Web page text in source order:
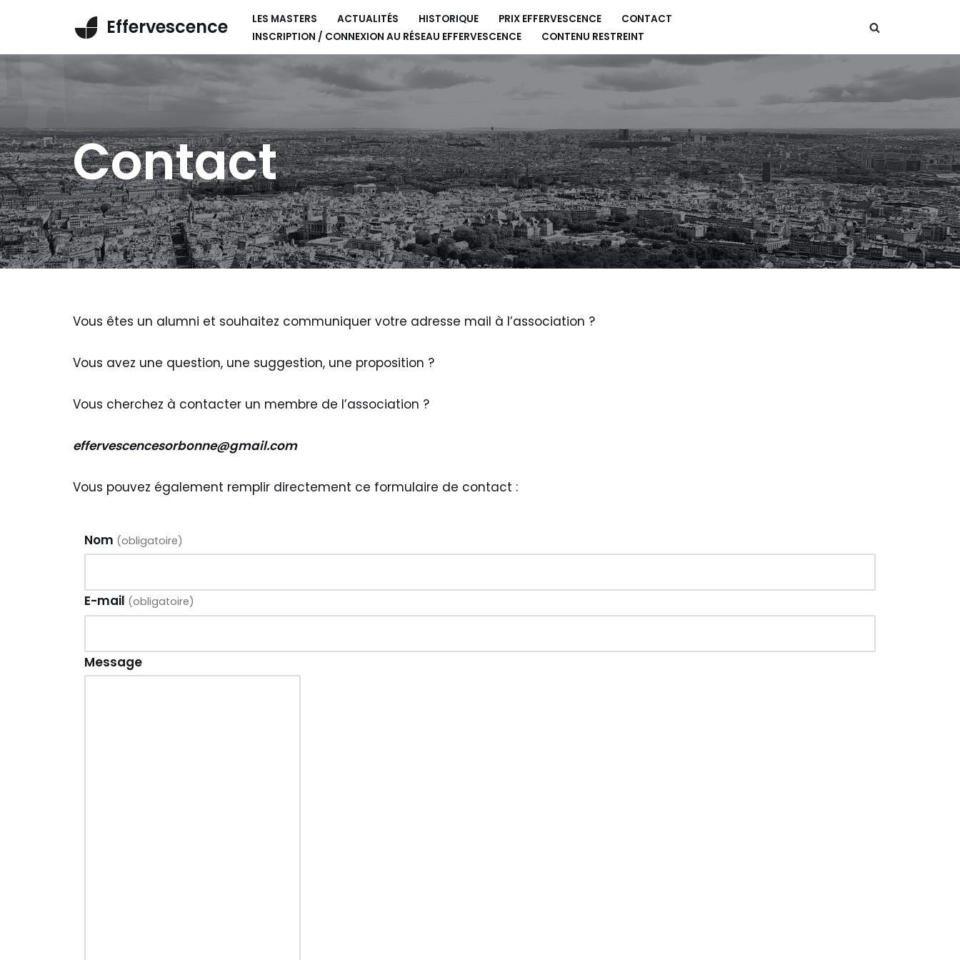
au
Effervescence LES MASTERS ACTUALITÉS HISTORIQUE PRIX EFFERVESCENCE
CONTACT
INSCRIPTION / CONNEXION AU RÉSEAU EFFERVESCENCE
CONTENU RESTREINT
Contact
Vous êtes un alumni et souhaitez communiquer votre adresse mail à l’association ?
Vous avez une question, une suggestion, une proposition ?
Vous cherchez à contacter un membre de l’association ?
effervescencesorbonne@gmail.com
Vous pouvez également remplir directement ce formulaire de contact :
Nom (obligatoire)
E-mail (obligatoire)
Message